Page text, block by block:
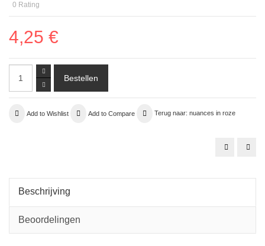
0 Rating
4,25 €
Add to Wishlist Add to Compare Terug naar: nuances in roze
zoetwater
Beschrijving
Beoordelingen